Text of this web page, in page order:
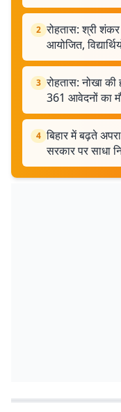
2 रोहतास: श्री शंकर
आयोजित,
3 रोहतास: नोखा
361 आवेदनों का
4 बिहार में बढ़ते
सरकार पर साधा